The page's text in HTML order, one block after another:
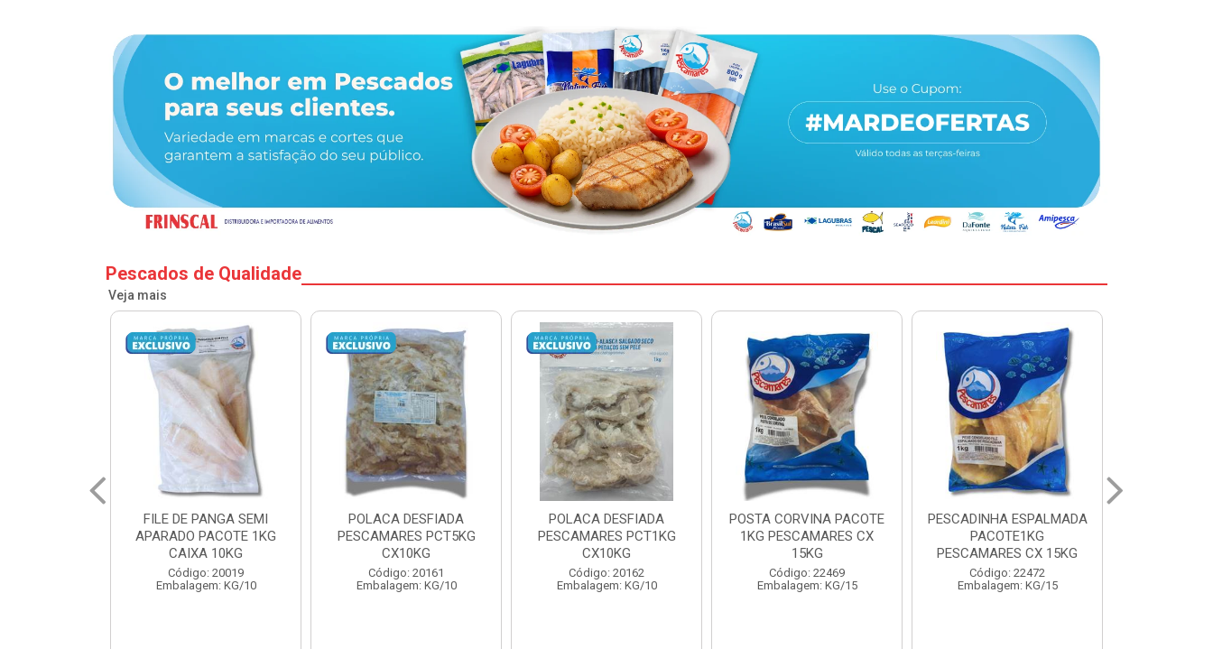
Pescados de Qualidade
Veja mais
POLACA DESFIADA
PESCAMARES PCT5KG
CX10KG
Código: 20161
Embalagem: KG/10
POLACA DESFIADA
PESCAMARES PCT1KG
CX10KG
Código: 20162
Embalagem: KG/10
POSTA CORVINA PACOTE
1KG PESCAMARES CX
15KG
Código: 22469
Embalagem: KG/15
PESCADINHA ESPALMADA
PACOTE1KG
PESCAMARES CX 15KG
Código: 22472
Embalagem: KG/15
FILE DE PANGA PREMIUM
PACOTE 1KG CAIXA 10KG
Código: 20021
Embalagem: KG/10